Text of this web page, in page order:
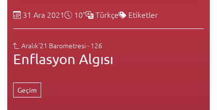
31 Ara 2021 10" Türkçe Etiketler
Aralık'21 Barometresi - 126
Enflasyon Algısı
Geçim